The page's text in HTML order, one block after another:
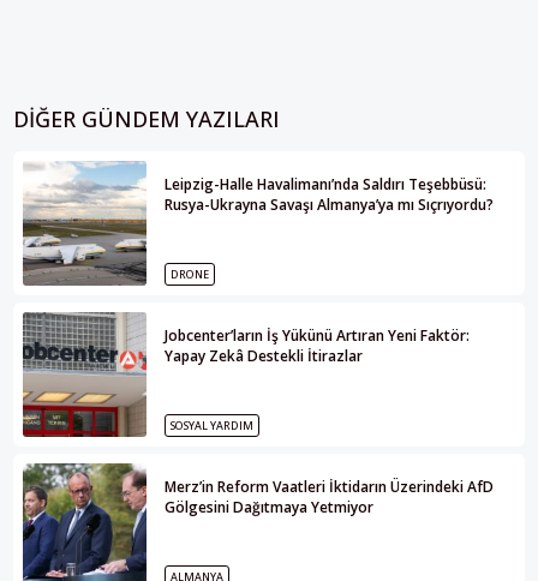
DIĞER GÜNDEM YAZILARI
Leipzig-Halle Havalimanı’nda Saldırı Teşebbüsü:
Rusya-Ukrayna Savaşı Almanya’ya mı Sıçrıyordu?
DRONE
Jobcenter’ların İş Yükünü Artıran Yeni Faktör:
Yapay Zekâ Destekli İtirazlar
SOSYAL YARDIM
Merz’in Reform Vaatleri İktidarın Üzerindeki AfD
Gölgesini Dağıtmaya Yetmiyor
ALMANYA